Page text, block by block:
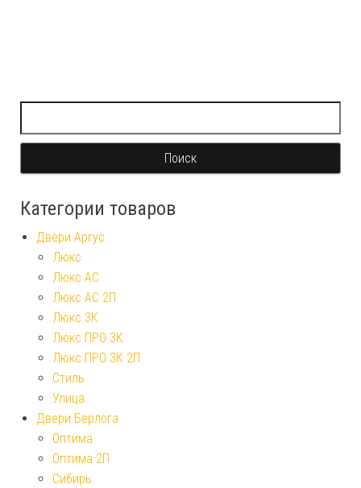
Категории товаров
Двери Аргус
Люкс
Люкс АС
Люкс АС 2П
Люкс 3К
Люкс ПРО 3К
Люкс ПРО 3К 2П
Стиль
Улица
Двери Берлога
Оптима
Оптима 2П
Сибирь